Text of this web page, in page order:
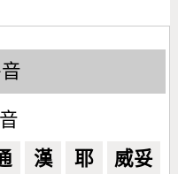
漢 耶 威妥